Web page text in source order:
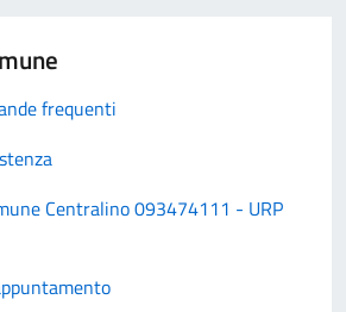
frequenti
Centralino 093474111 - URP